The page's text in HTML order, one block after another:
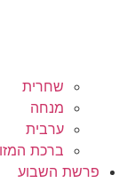
שחרית
מנחה
ערבית
ברכת המזון
פרשת השבוע